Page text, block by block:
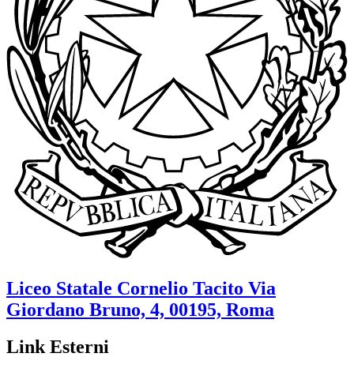
Liceo Statale Cornelio Tacito Via
Giordano Bruno, 4, 00195, Roma
Link Esterni